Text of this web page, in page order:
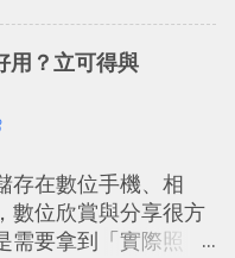
在任何地方和公司
需要中文版的同類平
高效率團隊通訊
： Sortd for Slack：
介面變成專案任務排
可以打造出一張一
之前在製作一本新
推薦空拍地點地圖
Google 「我的地
行路線時可以解決許
名稱地址常常難懂，
用？立可得與
存在數位手機、相
數位欣賞與分享很方
需要拿到「實際照